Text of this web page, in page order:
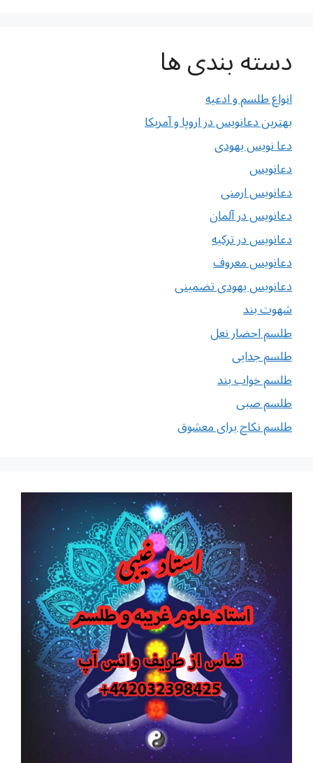
دسته بندی ها
انواع طلسم و ادعیه
بهترین دعانویس در اروپا و آمریکا
دعا نویس یهودی
دعانویس
دعانویس ارمنی
دعانویس در آلمان
دعانویس در ترکیه
دعانویس معروف
دعانویس یهودی تضمینی
شهوت بند
طلسم احضار نعل
طلسم جدایی
طلسم خواب بند
طلسم صبی
طلسم نکاح برای معشوق